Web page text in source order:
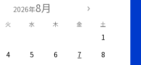
2026年8月
火 水 木 金 土
1
4 5 6 7
8